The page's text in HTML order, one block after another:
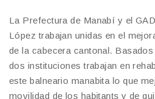
La Prefectura de Manabí y el
López trabajan unidas en el
de la cabecera cantonal.
dos instituciones trabajan en
este balneario manabita lo que
movilidad de los habitants y de